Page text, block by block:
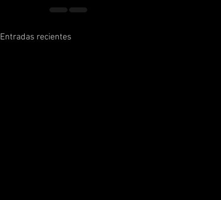
Entradas recientes